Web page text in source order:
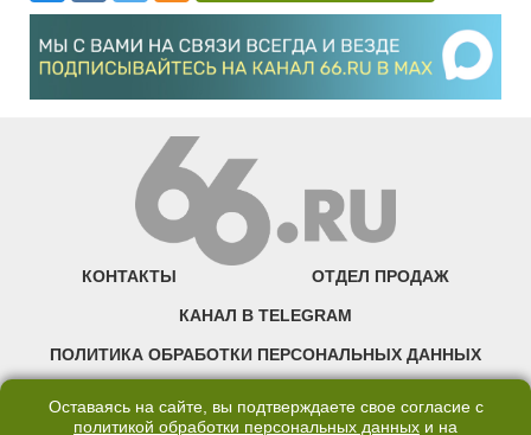
КОНТАКТЫ ОТДЕЛ ПРОДАЖ
КАНАЛ В TELEGRAM
ПОЛИТИКА ОБРАБОТКИ ПЕРСОНАЛЬНЫХ ДАННЫХ
Оставаясь на сайте, вы подтверждаете свое согласие с
политикой обработки персональных данных и на